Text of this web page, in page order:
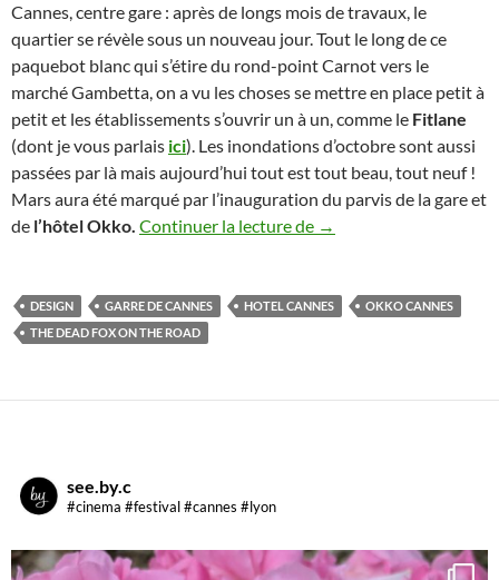
Cannes, centre gare : après de longs mois de travaux, le
quartier se révèle sous un nouveau jour. Tout le long de ce
paquebot blanc qui s’étire du rond-point Carnot vers le
marché Gambetta, on a vu les choses se mettre en place petit à
petit et les établissements s’ouvrir un à un, comme le Fitlane
(dont je vous parlais ici). Les inondations d’octobre sont aussi
passées par là mais aujourd’hui tout est tout beau, tout neuf !
Mars aura été marqué par l’inauguration du parvis de la gare et
de l’hôtel Okko. Continuer la lecture de J’ai testé le Okko hotel
→
DESIGN GARRE DE CANNES HOTEL CANNES
OKKO CANNES
THE DEAD FOX ON THE ROAD
see.by.c
#cinema #festival #cannes #lyon